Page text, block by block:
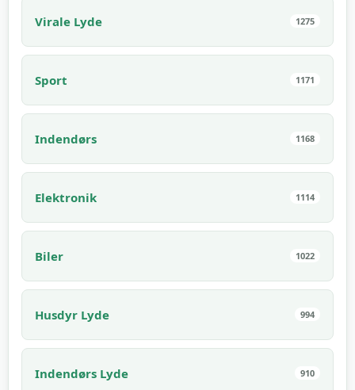
Virale Lyde 1275
Sport 1171
Indendørs 1168
Elektronik 1114
Biler 1022
Husdyr Lyde 994
Indendørs Lyde 910